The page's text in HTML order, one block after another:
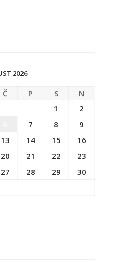
2026
Č P S
N
1
2
7 8
9
13 14 15
16
20 21 22
23
27 28 29
30